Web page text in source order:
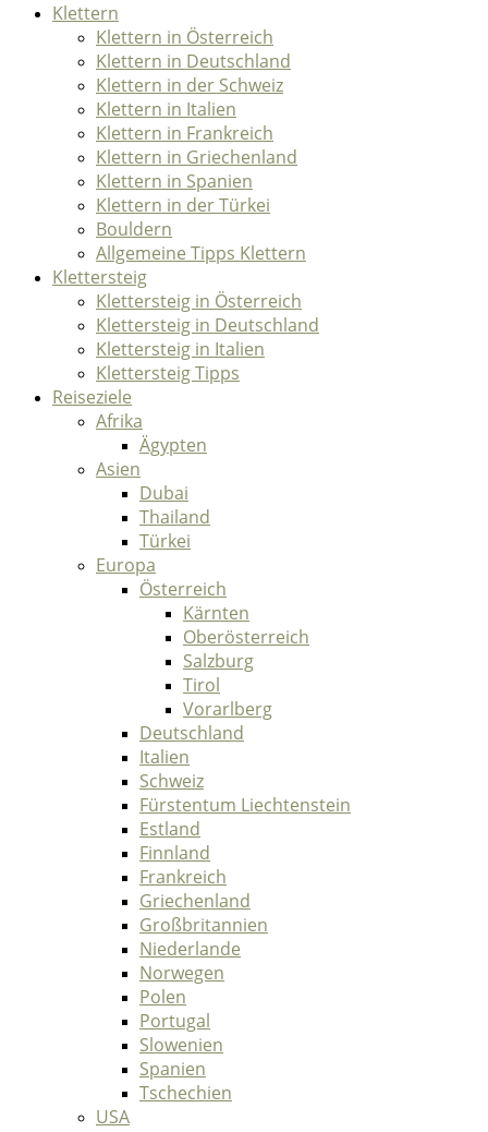
Klettern
Klettern in Österreich
Klettern in Deutschland
Klettern in der Schweiz
Klettern in Italien
Klettern in Frankreich
Klettern in Griechenland
Klettern in Spanien
Klettern in der Türkei
Bouldern
Allgemeine Tipps Klettern
Klettersteig
Klettersteig in Österreich
Klettersteig in Deutschland
Klettersteig in Italien
Klettersteig Tipps
Reiseziele
Afrika
Ägypten
Asien
Dubai
Thailand
Türkei
Europa
Österreich
Kärnten
Oberösterreich
Salzburg
Tirol
Vorarlberg
Deutschland
Italien
Schweiz
Fürstentum Liechtenstein
Estland
Finnland
Frankreich
Griechenland
Großbritannien
Niederlande
Norwegen
Polen
Portugal
Slowenien
Spanien
Tschechien
USA